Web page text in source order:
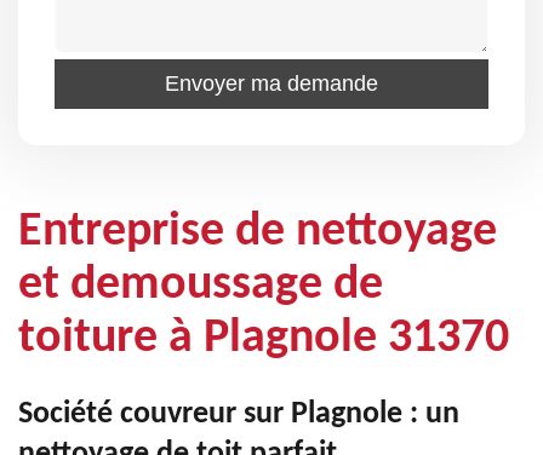
Entreprise de nettoyage
et demoussage de
toiture à Plagnole 31370
Société couvreur sur Plagnole : un